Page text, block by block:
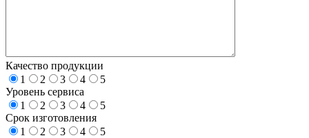
Качество продукции
1
2 3 4
5
Уровень сервиса
1
2 3 4
5
Срок изготовления
1
2 3 4
5